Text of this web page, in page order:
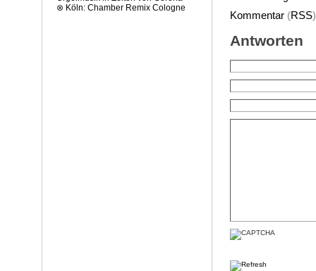
Kommentar(RSS
Antworten
⊗ Köln: Chamber Remix Cologne